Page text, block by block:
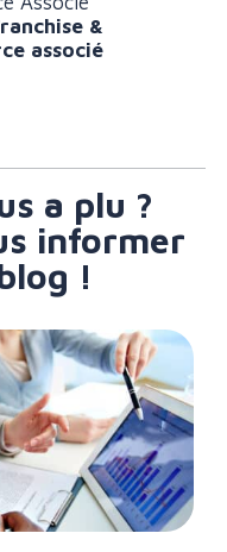
&
associé
a plu ?
informer
!